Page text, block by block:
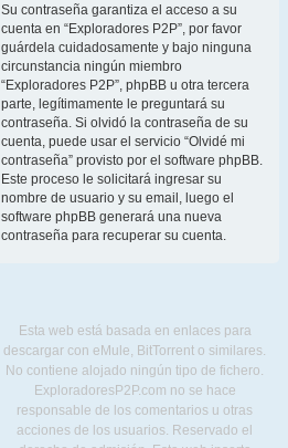
Su contraseña garantiza el acceso a su
cuenta en “Exploradores P2P”, por favor
guárdela cuidadosamente y bajo ninguna
circunstancia ningún miembro
“Exploradores P2P”, phpBB u otra tercera
parte, legítimamente le preguntará su
contraseña. Si olvidó la contraseña de su
cuenta, puede usar el servicio “Olvidé mi
contraseña” provisto por el software phpBB.
Este proceso le solicitará ingresar su
nombre de usuario y su email, luego el
software phpBB generará una nueva
contraseña para recuperar su cuenta.
Esta web está basada en enlaces para
descargar con eMule, BitTorrent o similares.
No contiene alojado ningún tipo de fichero.
ExploradoresP2P.com no se hace
responsable de los comentarios u otras
acciones de los usuarios. Reservado el